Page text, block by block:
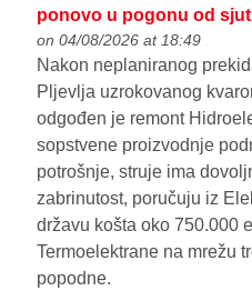
ponovo u pogonu od
on 04/08/2026 at 18:49
Nakon neplaniranog
Pljevlja uzrokovanog
odgođen je remont
sopstvene proizvodnje
potrošnje, struje ima
zabrinutost, poručuju iz
državu košta oko 750.000
Termoelektrane na mrežu
popodne.